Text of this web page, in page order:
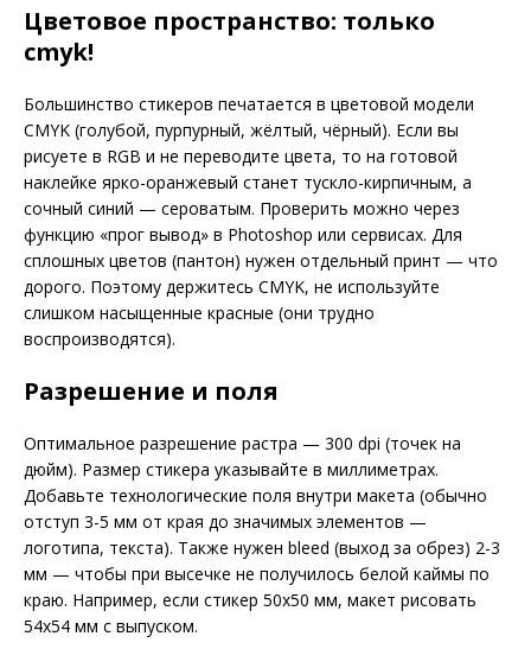
Цветовое пространство: только
cmyk!
Большинство стикеров печатается в цветовой модели
CMYK (голубой, пурпурный, жёлтый, чёрный). Если вы
рисуете в RGB и не переводите цвета, то на готовой
наклейке ярко-оранжевый станет тускло-кирпичным, а
сочный синий — сероватым. Проверить можно через
функцию «прог вывод» в Photoshop или сервисах. Для
сплошных цветов (пантон) нужен отдельный принт — что
дорого. Поэтому держитесь CMYK, не используйте
слишком насыщенные красные (они трудно
воспроизводятся).
Разрешение и поля
Оптимальное разрешение растра — 300 dpi (точек на
дюйм). Размер стикера указывайте в миллиметрах.
Добавьте технологические поля внутри макета (обычно
отступ 3-5 мм от края до значимых элементов —
логотипа, текста). Также нужен bleed (выход за обрез) 2-3
мм — чтобы при высечке не получилось белой каймы по
краю. Например, если стикер 50х50 мм, макет рисовать
54х54 мм с выпуском.